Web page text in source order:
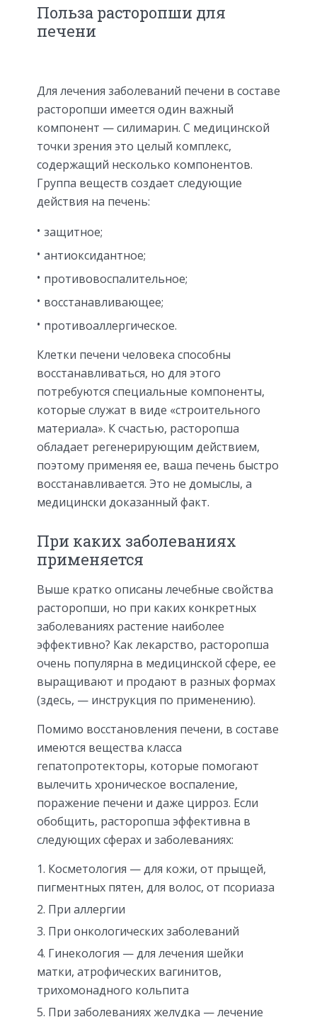
Польза расторопши для
печени
Для лечения заболеваний печени в составе
расторопши имеется один важный
компонент — силимарин. С медицинской
точки зрения это целый комплекс,
содержащий несколько компонентов.
Группа веществ создает следующие
действия на печень:
защитное;
антиоксидантное;
противовоспалительное;
восстанавливающее;
противоаллергическое.
Клетки печени человека способны
восстанавливаться, но для этого
потребуются специальные компоненты,
которые служат в виде «строительного
материала». К счастью, расторопша
обладает регенерирующим действием,
поэтому применяя ее, ваша печень быстро
восстанавливается. Это не домыслы, а
медицински доказанный факт.
При каких заболеваниях
применяется
Выше кратко описаны лечебные свойства
расторопши, но при каких конкретных
заболеваниях растение наиболее
эффективно? Как лекарство, расторопша
очень популярна в медицинской сфере, ее
выращивают и продают в разных формах
(здесь, — инструкция по применению).
Помимо восстановления печени, в составе
имеются вещества класса
гепатопротекторы, которые помогают
вылечить хроническое воспаление,
поражение печени и даже цирроз. Если
обобщить, расторопша эффективна в
следующих сферах и заболеваниях:
Косметология — для кожи, от прыщей,
пигментных пятен, для волос, от псориаза
При аллергии
При онкологических заболеваний
Гинекология — для лечения шейки
матки, атрофических вагинитов,
трихомонадного кольпита
При заболеваниях желудка — лечение